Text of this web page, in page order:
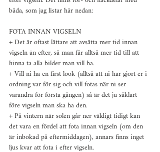
båda, som jag listar här nedan:
FOTA INNAN VIGSELN
+ Det är oftast lättare att avsätta mer tid innan
vigseln än efter, så man får alltså mer tid till att
hinna ta alla bilder man vill ha.
+ Vill ni ha en first look (alltså att ni har gjort er i
ordning var för sig och vill fotas när ni ser
varandra för första gången) så är det ju såklart
före vigseln man ska ha den.
+ På vintern när solen går ner väldigt tidigt kan
det vara en fördel att fota innan vigseln (om den
är inbokad på eftermiddagen), annars finns inget
ljus kvar att fota i efter vigseln.